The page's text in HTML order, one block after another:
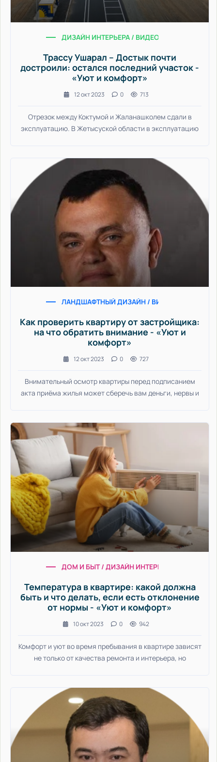
ДИЗАЙН ИНТЕРЬЕРА / ВИДЕО НОВОСТИ /
Трассу Ушарал – Достык почти
достроили: остался последний участок -
«Уют и комфорт»
12 окт 2023 0 713
Отрезок между Коктумой и Жаланашколем сдали в
эксплуатацию. В Жетысуской области в эксплуатацию
ЛАНДШАФТНЫЙ ДИЗАЙН / ВИДЕО НОВОСТИ /
Как проверить квартиру от застройщика:
на что обратить внимание - «Уют и
комфорт»
12 окт 2023 0 727
Внимательный осмотр квартиры перед подписанием
акта приёма жилья может сберечь вам деньги, нервы и
ДОМ И БЫТ / ДИЗАЙН ИНТЕРЬЕРА /
Температура в квартире: какой должна
быть и что делать, если есть отклонение
от нормы - «Уют и комфорт»
10 окт 2023 0 942
Комфорт и уют во время пребывания в квартире зависят
не только от качества ремонта и интерьера, но